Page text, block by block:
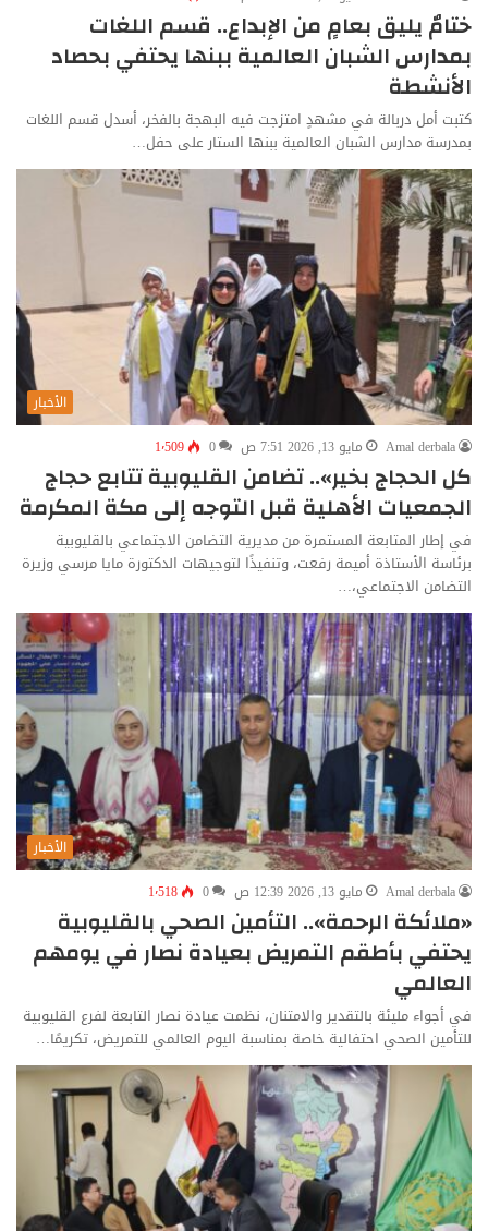
ختامٌ يليق بعامٍ من الإبداع.. قسم اللغات
بمدارس الشبان العالمية ببنها يحتفي بحصاد
الأنشطة
كتبت أمل دربالة في مشهدٍ امتزجت فيه البهجة بالفخر، أسدل قسم اللغات
بمدرسة مدارس الشبان العالمية ببنها الستار على حفل…
الأخبار
Amal derbala
مايو 13, 2026 7:51 ص 0 1٬509
كل الحجاج بخير».. تضامن القليوبية تتابع حجاج
الجمعيات الأهلية قبل التوجه إلى مكة المكرمة
في إطار المتابعة المستمرة من مديرية التضامن الاجتماعي بالقليوبية
برئاسة الأستاذة أميمة رفعت، وتنفيذًا لتوجيهات الدكتورة مايا مرسي وزيرة
التضامن الاجتماعي،…
الأخبار
Amal derbala
مايو 13, 2026 12:39 ص 0 1٬518
«ملائكة الرحمة».. التأمين الصحي بالقليوبية
يحتفي بأطقم التمريض بعيادة نصار في يومهم
العالمي
في أجواء مليئة بالتقدير والامتنان، نظمت عيادة نصار التابعة لفرع القليوبية
للتأمين الصحي احتفالية خاصة بمناسبة اليوم العالمي للتمريض، تكريمًا…